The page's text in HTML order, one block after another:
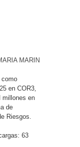
MARIN
como
en COR3,
millones en
de
Riesgos.
63